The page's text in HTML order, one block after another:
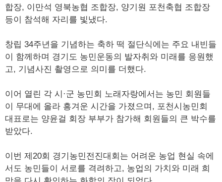
합장, 이만석 영북농협 조합장, 양기원 포천축협 조합장
등이 참석해 자리를 빛냈다.
창립 34주년을 기념하는 축하 떡 절단식에는 주요 내빈들
이 함께하며 경기도 농민운동의 발자취와 미래를 응원했
고, 기념사진 촬영으로 의미를 더했다.
이어 열린 각 시·군 농민회 노래자랑에서는 농민 회원들
이 무대에 올라 흥겨운 시간을 가졌으며, 포천시농민회
대표로는 양윤걸 회장 부부가 참가해 회원들의 큰 박수를
받았다.
이번 제20회 경기농민전진대회는 어려운 농업 현실 속에
서도 농민들이 서로를 격려하고, 농업의 가치와 미래 희